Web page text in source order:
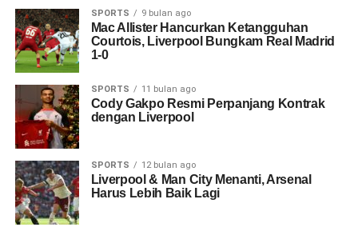
SPORTS 9 bulan ago
Mac Allister Hancurkan Ketangguhan
Courtois, Liverpool Bungkam Real Madrid
1-0
SPORTS 11 bulan ago
Cody Gakpo Resmi Perpanjang Kontrak
dengan Liverpool
SPORTS 12 bulan ago
Liverpool & Man City Menanti, Arsenal
Harus Lebih Baik Lagi